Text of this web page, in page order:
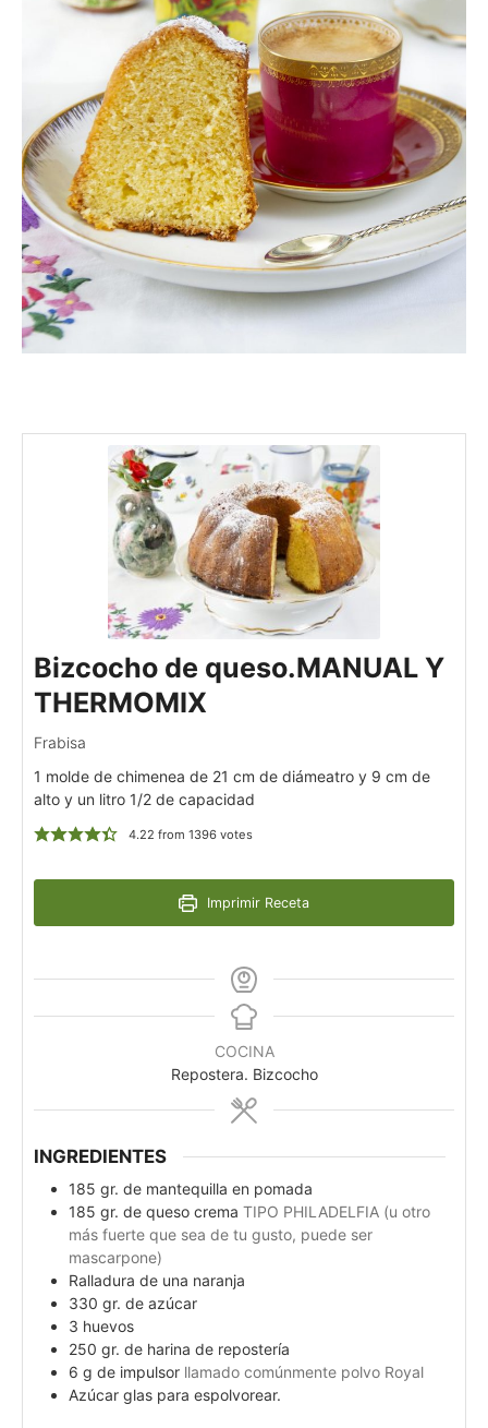
Bizcocho de queso.MANUAL Y
THERMOMIX
Frabisa
1 molde de chimenea de 21 cm de diámeatro y 9 cm de
alto y un litro 1/2 de capacidad
4.22 from 1396votes
Imprimir Receta
COCINA
Repostera. Bizcocho
INGREDIENTES
185 gr. de mantequilla en pomada
185 gr. de queso crema TIPO PHILADELFIA (u otro
más fuerte que sea de tu gusto, puede ser
mascarpone)
Ralladura de una naranja
330 gr. de azúcar
3 huevos
250 gr. de harina de repostería
6 g de impulsor llamado comúnmente polvo Royal
Azúcar glas para espolvorear.